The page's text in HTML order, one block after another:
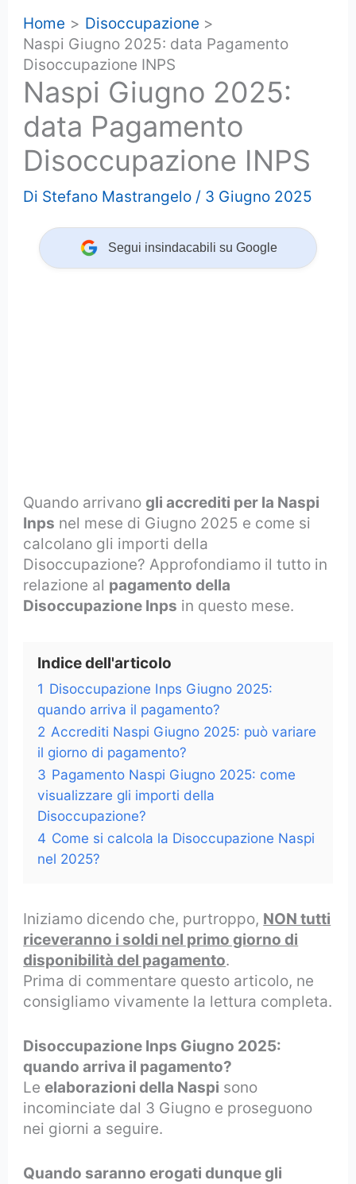
Home
Disoccupazione
Naspi Giugno 2025: data Pagamento
Disoccupazione INPS
Naspi Giugno 2025:
data Pagamento
Disoccupazione INPS
Di Stefano Mastrangelo / 3 Giugno 2025
Segui insindacabili su Google
Quando arrivanogli accrediti per la Naspi
Inps nel mese di Giugno 2025 e come si
calcolano gli importi della
Disoccupazione? Approfondiamo il tutto in
relazione al pagamento della
Disoccupazione Inps in questo mese.
Indice dell'articolo
1 Disoccupazione Inps Giugno 2025:
quando arriva il pagamento?
2 Accrediti Naspi Giugno 2025: può variare
il giorno di pagamento?
3 Pagamento Naspi Giugno 2025: come
visualizzare gli importi della
Disoccupazione?
4 Come si calcola la Disoccupazione Naspi
nel 2025?
Iniziamo dicendo che, purtroppo, NON tutti
riceveranno i soldi nel primo giorno di
disponibilità del pagamento.
Prima di commentare questo articolo, ne
consigliamo vivamente la lettura completa.
Disoccupazione Inps Giugno 2025:
quando arriva il pagamento?
Leelaborazioni della Naspi sono
incominciate dal 3 Giugno e proseguono
nei giorni a seguire.
Quando saranno erogati dunque gli